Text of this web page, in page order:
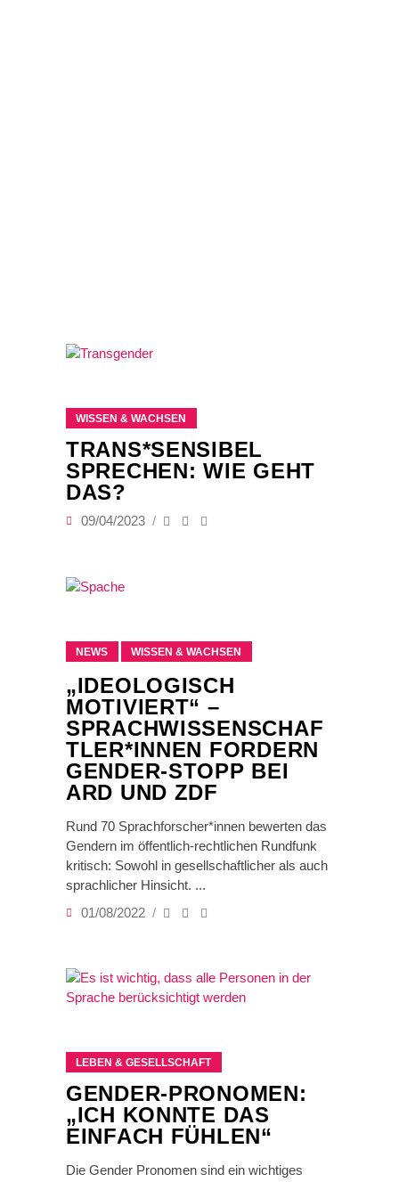
WISSEN & WACHSEN
TRANS*SENSIBEL
SPRECHEN: WIE GEHT
DAS?
09/04/2023
NEWS WISSEN & WACHSEN
„IDEOLOGISCH
MOTIVIERT“ –
SPRACHWISSENSCHAF
TLER*INNEN FORDERN
GENDER-STOPP BEI
ARD UND ZDF
Rund 70 Sprachforscher*innen bewerten das
Gendern im öffentlich-rechtlichen Rundfunk
kritisch: Sowohl in gesellschaftlicher als auch
sprachlicher Hinsicht.
01/08/2022
LEBEN & GESELLSCHAFT
GENDER-PRONOMEN:
„ICH KONNTE DAS
EINFACH FÜHLEN“
Die Gender Pronomen sind ein wichtiges